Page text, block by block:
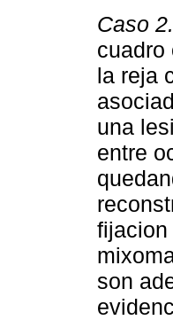
Caso 2.
cuadro
la reja
una
entre
fijacion
son